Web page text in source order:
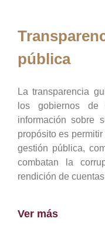
pública
La transparencia
los gobiernos
información sobre
propósito es
gestión pública,
combatan la
rendición de
Ver más